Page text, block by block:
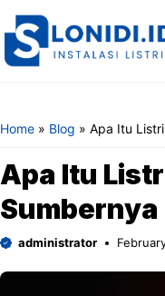
Home » Blog » Apa Itu
Apa Itu
Sumbernya
administrator